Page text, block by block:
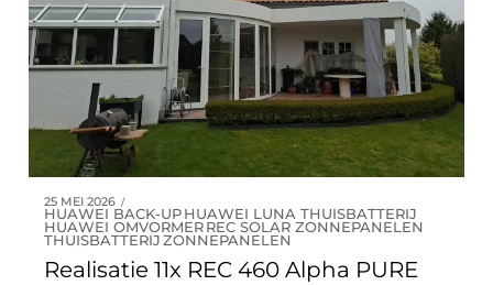
25 MEI 2026
HUAWEI BACK-UP HUAWEI LUNA THUISBATTERIJ
HUAWEI OMVORMER REC SOLAR ZONNEPANELEN
THUISBATTERIJ ZONNEPANELEN
Realisatie 11x REC 460 Alpha PURE